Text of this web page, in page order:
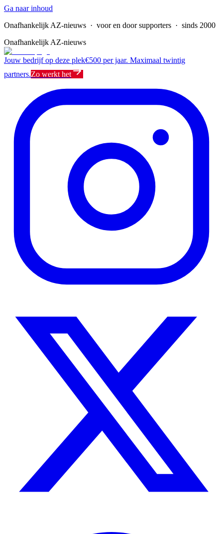
Ga naar inhoud
Onafhankelijk AZ-nieuws · voor en door supporters · sinds 2000
Onafhankelijk AZ-nieuws
Jouw bedrijf op deze plek€500 per jaar. Maximaal twintig
partners.Zo werkt het